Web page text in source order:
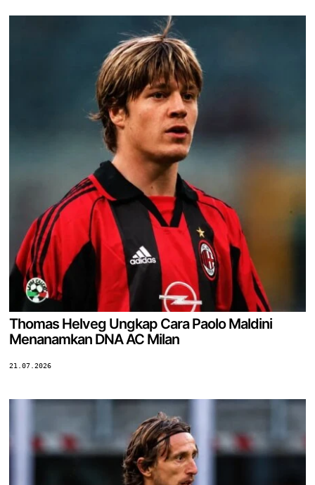
Thomas Helveg Ungkap Cara Paolo Maldini
Menanamkan DNA AC Milan
21.07.2026